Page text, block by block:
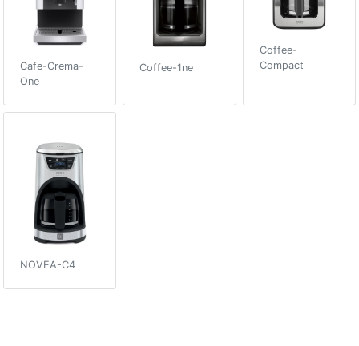
Cafe-Crema-
One
Coffee-1ne
Coffee-
Compact
NOVEA-C4